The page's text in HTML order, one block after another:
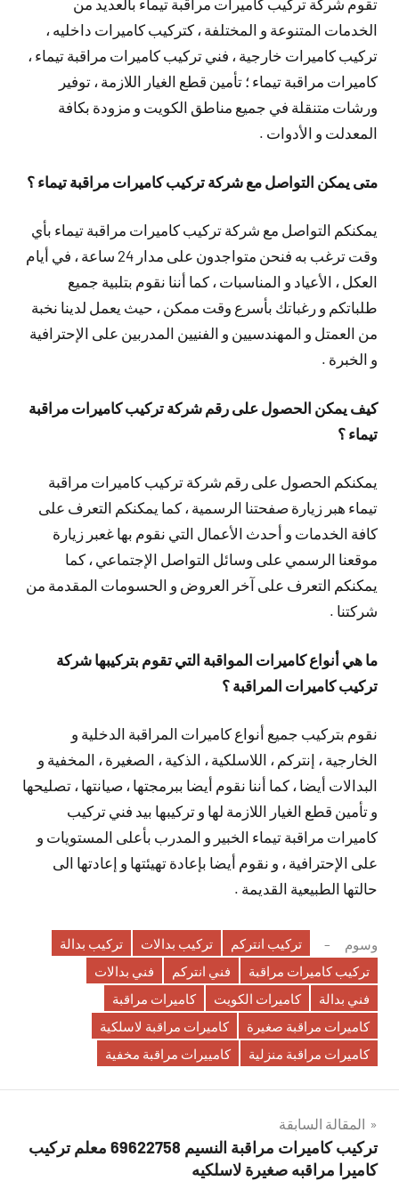
تقوم شركة تركيب كاميرات مراقبة تيماء بالعديد من
الخدمات المتنوعة و المختلفة ، كتركيب كاميرات داخليه ،
تركيب كاميرات خارجية ، فني تركيب كاميرات مراقبة تيماء ،
كاميرات مراقبة تيماء ؛ تأمين قطع الغيار اللازمة ، توفير
ورشات متنقلة في جميع مناطق الكويت و مزودة بكافة
المعدلت و الأدوات .
متى يمكن التواصل مع شركة تركيب كاميرات مراقبة تيماء ؟
يمكنكم التواصل مع شركة تركيب كاميرات مراقبة تيماء بأي
وقت ترغب به فنحن متواجدون على مدار 24 ساعة ، في أيام
العكل ، الأعياد و المناسبات ، كما أننا نقوم بتلبية جميع
طلباتكم و رغباتك بأسرع وقت ممكن ، حيث يعمل لدينا نخبة
من العمتل و المهندسيين و الفنيين المدربين على الإحترافية
و الخبرة .
كيف يمكن الحصول على رقم شركة تركيب كاميرات مراقبة
تيماء ؟
يمكنكم الحصول على رقم شركة تركيب كاميرات مراقبة
تيماء هبر زيارة صفحتنا الرسمية ، كما يمكنكم التعرف على
كافة الخدمات و أحدث الأعمال التي نقوم بها غعبر زيارة
موقعنا الرسمي على وسائل التواصل الإجتماعي ، كما
يمكنكم التعرف على آخر العروض و الحسومات المقدمة من
شركتنا .
ما هي أنواع كاميرات المواقبة التي تقوم بتركيبها شركة
تركيب كاميرات المراقبة ؟
نقوم بتركيب جميع أنواع كاميرات المراقبة الدخلية و
الخارجية ، إنتركم ، اللاسلكية ، الذكية ، الصغيرة ، المخفية و
البدالات أيضا ، كما أننا نقوم أيضا ببرمجتها ، صيانتها ، تصليحها
و تأمين قطع الغيار اللازمة لها و تركيبها بيد فني تركيب
كاميرات مراقبة تيماء الخبير و المدرب بأعلى المستويات و
على الإحترافية ، و نقوم أيضا بإعادة تهيئتها و إعادتها الى
حالتها الطبيعية القديمة .
وسوم تركيب انتركم تركيب بدالات
تركيب بدالة
تركيب كاميرات مراقبة
فني انتركم
فني بدالات
فني بدالة
كاميرات الكويت
كاميرات مراقبة
كاميرات مراقبة صغيرة
كاميرات مراقبة لاسلكية
كاميرات مراقبة منزلية
كامييرات مراقبة مخفية
تصفّح
المقالات
المقالة السابقة
تركيب كاميرات مراقبة النسيم 69622758 معلم تركيب
كاميرا مراقبه صغيرة لاسلكيه